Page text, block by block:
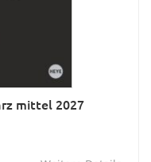
mittel 2027